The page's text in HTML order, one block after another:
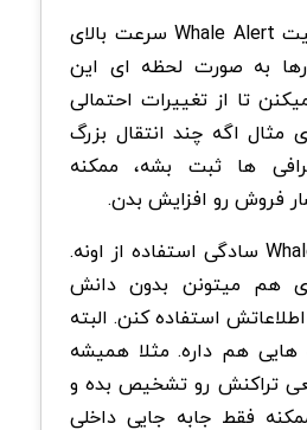
یکی از دلایل محبوبیت Whale Alert سرعت بالای
به صورت لحظه ای این
تا از تغییرات احتمالی
مثال اگه چند انتقال بزرگ
ها ثبت بشه، ممکنه
فروش رو افزایش بدن.
مزیت دیگه Whale Alert سادگی استفاده از اونه.
هم میتونن بدون دانش
استفاده کنن. البته
هایی هم داره. مثلا همیشه
تراکنش رو تشخیص بده و
فقط جابه جایی داخلی